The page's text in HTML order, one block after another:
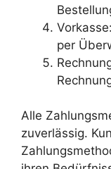
per
Alle
zuverlässig.